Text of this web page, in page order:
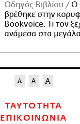
Οδηγός Βιβλίου
Ο
βρέθηκε στην
Bookvoice. Τι τον
ανάμεσα στα
ΤΑΥΤΟΤΗΤΑ
ΕΠΙΚΟΙΝΩΝΙΑ